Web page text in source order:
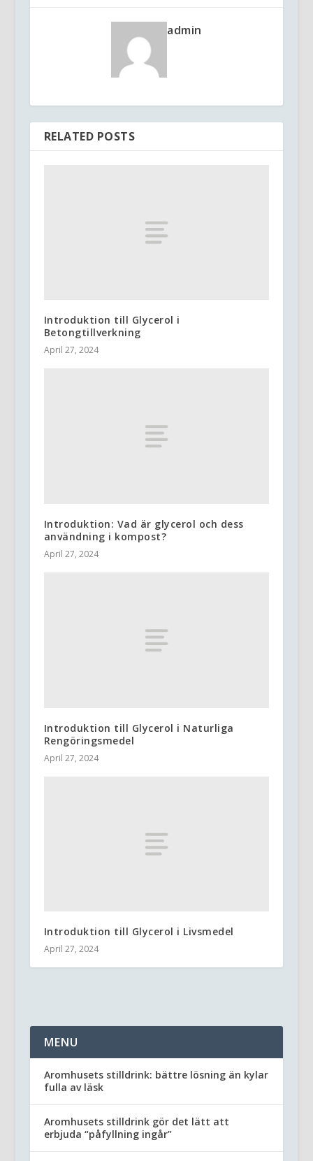
admin
RELATED POSTS
Introduktion till Glycerol i
Betongtillverkning
April 27, 2024
Introduktion: Vad är glycerol och dess
användning i kompost?
April 27, 2024
Introduktion till Glycerol i Naturliga
Rengöringsmedel
April 27, 2024
Introduktion till Glycerol i Livsmedel
April 27, 2024
MENU
Aromhusets stilldrink: bättre lösning än kylar
fulla av läsk
Aromhusets stilldrink gör det lätt att
erbjuda “påfyllning ingår”